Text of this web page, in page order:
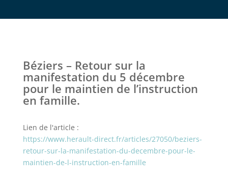
Béziers – Retour sur la
manifestation du 5 décembre
pour le maintien de l’instruction
en famille.
Lien de l'article :
https://www.herault-direct.fr/articles/27050/beziers-
retour-sur-la-manifestation-du-decembre-pour-le-
maintien-de-l-instruction-en-famille